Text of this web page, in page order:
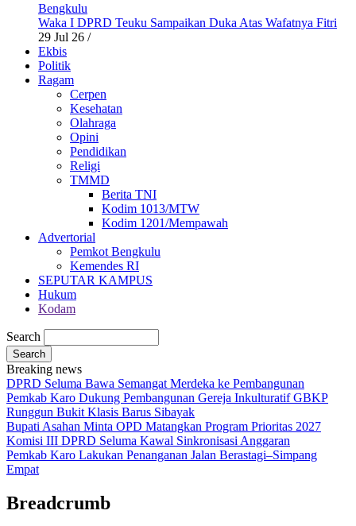
Bengkulu
Waka I DPRD Teuku Sampaikan Duka Atas Wafatnya Fitri
29 Jul 26 /
Ekbis
Politik
Ragam
Cerpen
Kesehatan
Olahraga
Opini
Pendidikan
Religi
TMMD
Berita TNI
Kodim 1013/MTW
Kodim 1201/Mempawah
Advertorial
Pemkot Bengkulu
Kemendes RI
SEPUTAR KAMPUS
Hukum
Kodam
Search
Breaking news
DPRD Seluma Bawa Semangat Merdeka ke Pembangunan
Pemkab Karo Dukung Pembangunan Gereja Inkulturatif GBKP
Runggun Bukit Klasis Barus Sibayak
Bupati Asahan Minta OPD Matangkan Program Prioritas 2027
Komisi III DPRD Seluma Kawal Sinkronisasi Anggaran
Pemkab Karo Lakukan Penanganan Jalan Berastagi–Simpang
Empat
Breadcrumb